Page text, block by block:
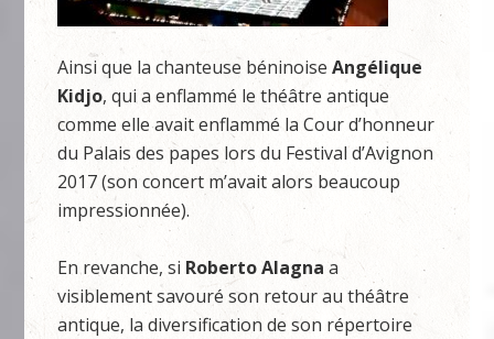
Ainsi que la chanteuse béninoiseAngélique
Kidjo, qui a enflammé le théâtre antique
comme elle avait enflammé la Cour d’honneur
du Palais des papes lors du Festival d’Avignon
2017 (son concert m’avait alors beaucoup
impressionnée).
En revanche, si Roberto Alagna a
visiblement savouré son retour au théâtre
antique, la diversification de son répertoire